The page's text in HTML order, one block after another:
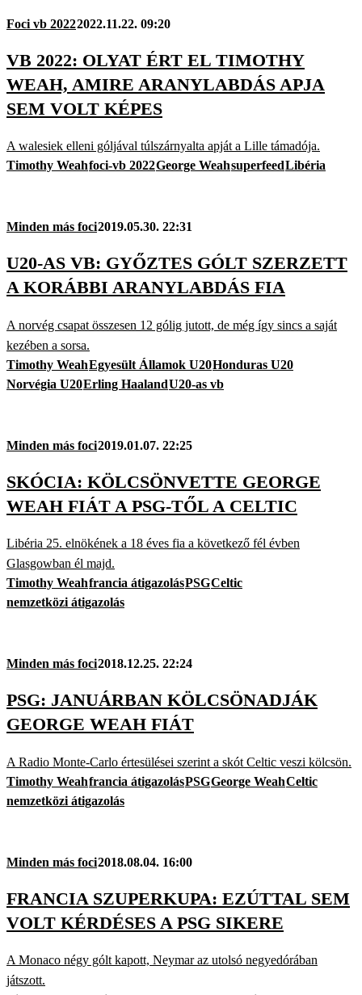
Foci vb 20222022.11.22. 09:20
VB 2022: OLYAT ÉRT EL TIMOTHY
WEAH, AMIRE ARANYLABDÁS APJA
SEM VOLT KÉPES
A walesiek elleni góljával túlszárnyalta apját a Lille támadója.
Timothy Weahfoci-vb 2022George WeahsuperfeedLibéria
Minden más foci2019.05.30. 22:31
U20-AS VB: GYŐZTES GÓLT SZERZETT
A KORÁBBI ARANYLABDÁS FIA
A norvég csapat összesen 12 gólig jutott, de még így sincs a saját
kezében a sorsa.
Timothy WeahEgyesült Államok U20Honduras U20
Norvégia U20Erling HaalandU20-as vb
Minden más foci2019.01.07. 22:25
SKÓCIA: KÖLCSÖNVETTE GEORGE
WEAH FIÁT A PSG-TŐL A CELTIC
Libéria 25. elnökének a 18 éves fia a következő fél évben
Glasgowban él majd.
Timothy Weahfrancia átigazolásPSGCeltic
nemzetközi átigazolás
Minden más foci2018.12.25. 22:24
PSG: JANUÁRBAN KÖLCSÖNADJÁK
GEORGE WEAH FIÁT
A Radio Monte-Carlo értesülései szerint a skót Celtic veszi kölcsön.
Timothy Weahfrancia átigazolásPSGGeorge WeahCeltic
nemzetközi átigazolás
Minden más foci2018.08.04. 16:00
FRANCIA SZUPERKUPA: EZÚTTAL SEM
VOLT KÉRDÉSES A PSG SIKERE
A Monaco négy gólt kapott, Neymar az utolsó negyedórában
játszott.